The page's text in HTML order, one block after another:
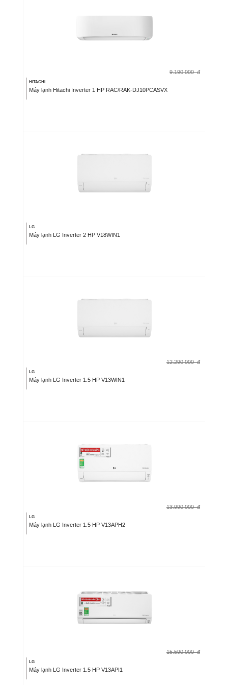
9.190.000 đ
HITACHI
Máy lạnh Hitachi Inverter 1 HP RAC/RAK-DJ10PCASVX
LG
Máy lạnh LG Inverter 2 HP V18WIN1
12.290.000 đ
LG
Máy lạnh LG Inverter 1.5 HP V13WIN1
13.990.000 đ
LG
Máy lạnh LG Inverter 1.5 HP V13APH2
15.590.000 đ
LG
Máy lạnh LG Inverter 1.5 HP V13API1